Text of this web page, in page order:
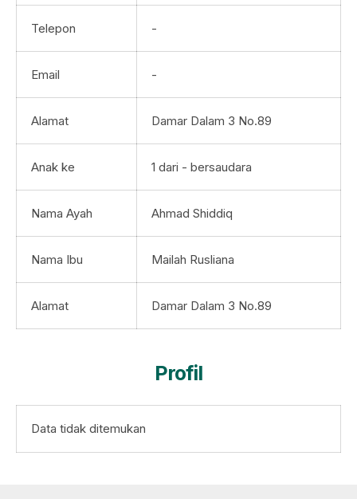
Telepon -
Email -
Alamat Damar Dalam 3 No.89
Anak ke 1 dari - bersaudara
Nama Ayah Ahmad Shiddiq
Nama Ibu Mailah Rusliana
Alamat Damar Dalam 3 No.89
Profil
Data tidak ditemukan